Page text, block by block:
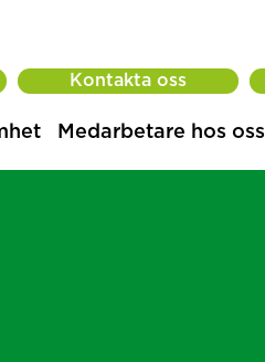
Kontakta oss
Medarbetare hos oss